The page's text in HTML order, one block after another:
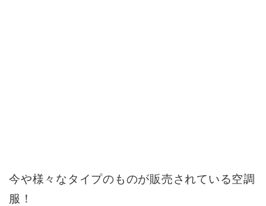
今や様々なタイプのものが販売されている空調
服！